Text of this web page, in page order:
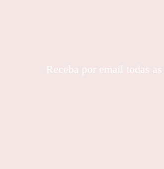
Receba por email todas